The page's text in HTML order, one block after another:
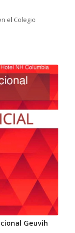
el Colegio
Geuvih